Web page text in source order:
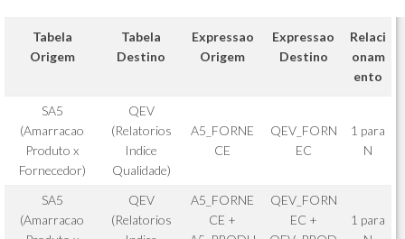
Tabela
Origem
Tabela
Destino
Expressao
Origem
Expressao
Destino
Relaci
onam
ento
SA5
(Amarracao
Produto x
Fornecedor)
QEV
(Relatorios
Indice
Qualidade)
A5_FORNE
CE
QEV_FORN
EC
1 para
N
SA5
(Amarracao
QEV
(Relatorios
A5_FORNE
CE +
QEV_FORN
EC +
1 para